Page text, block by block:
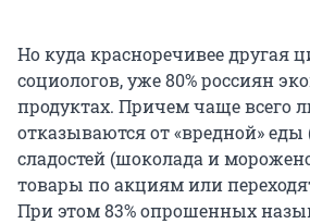
Но куда красноречивее другая
социологов, уже 80% россиян
продуктах. Причем чаще всего
отказываются от «вредной»
сладостей (шоколада и
товары по акциям или
При этом 83% опрошенных